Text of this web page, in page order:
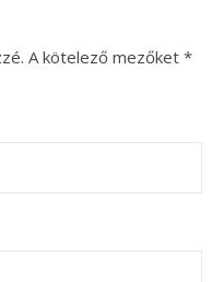
A kötelező mezőket *